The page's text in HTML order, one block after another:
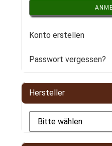
Konto erstellen
Passwort vergessen?
Hersteller